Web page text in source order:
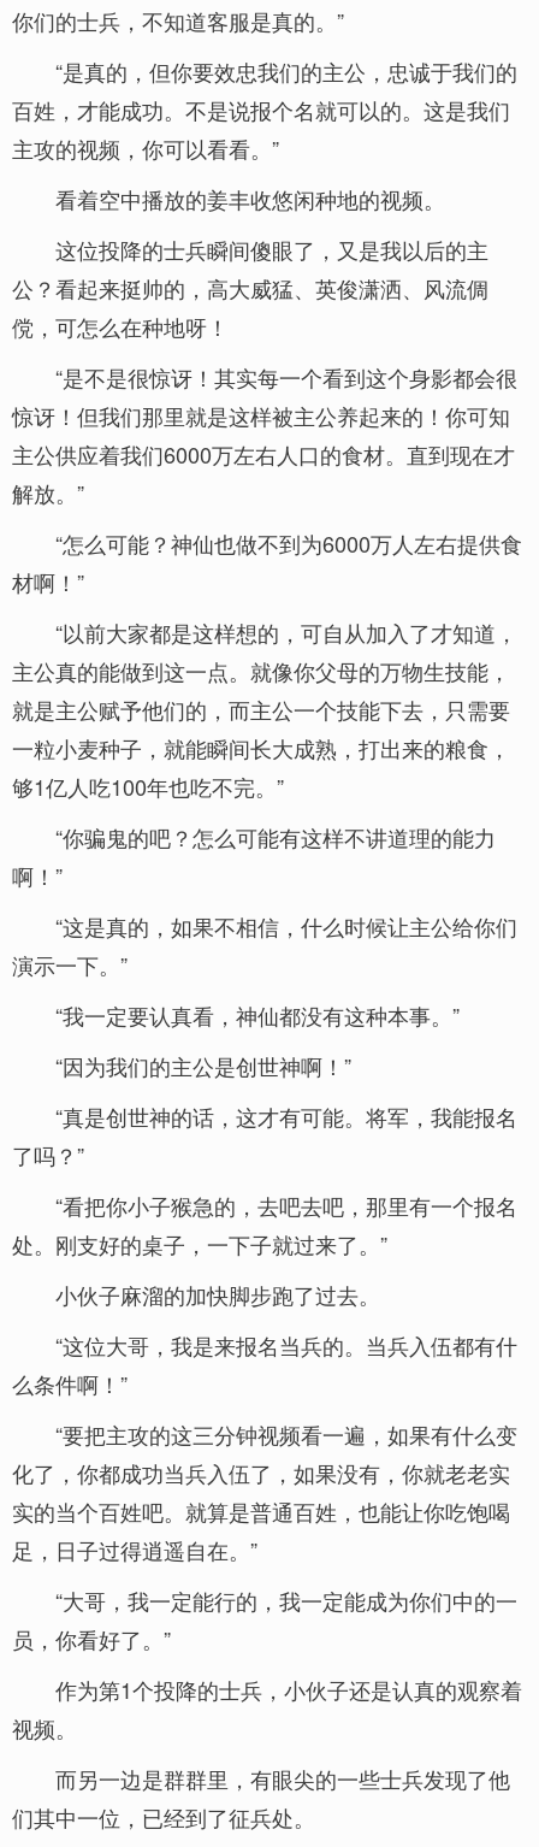
你们的士兵，不知道客服是真的。”
“是真的，但你要效忠我们的主公，忠诚于我们的
百姓，才能成功。不是说报个名就可以的。这是我们
主攻的视频，你可以看看。”
看着空中播放的姜丰收悠闲种地的视频。
这位投降的士兵瞬间傻眼了，又是我以后的主
公？看起来挺帅的，高大威猛、英俊潇洒、风流倜
傥，可怎么在种地呀！
“是不是很惊讶！其实每一个看到这个身影都会很
惊讶！但我们那里就是这样被主公养起来的！你可知
主公供应着我们6000万左右人口的食材。直到现在才
解放。”
“怎么可能？神仙也做不到为6000万人左右提供食
材啊！”
“以前大家都是这样想的，可自从加入了才知道，
主公真的能做到这一点。就像你父母的万物生技能，
就是主公赋予他们的，而主公一个技能下去，只需要
一粒小麦种子，就能瞬间长大成熟，打出来的粮食，
够1亿人吃100年也吃不完。”
“你骗鬼的吧？怎么可能有这样不讲道理的能力
啊！”
“这是真的，如果不相信，什么时候让主公给你们
演示一下。”
“我一定要认真看，神仙都没有这种本事。”
“因为我们的主公是创世神啊！”
“真是创世神的话，这才有可能。将军，我能报名
了吗？”
“看把你小子猴急的，去吧去吧，那里有一个报名
处。刚支好的桌子，一下子就过来了。”
小伙子麻溜的加快脚步跑了过去。
“这位大哥，我是来报名当兵的。当兵入伍都有什
么条件啊！”
“要把主攻的这三分钟视频看一遍，如果有什么变
化了，你都成功当兵入伍了，如果没有，你就老老实
实的当个百姓吧。就算是普通百姓，也能让你吃饱喝
足，日子过得逍遥自在。”
“大哥，我一定能行的，我一定能成为你们中的一
员，你看好了。”
作为第1个投降的士兵，小伙子还是认真的观察着
视频。
而另一边是群群里，有眼尖的一些士兵发现了他
们其中一位，已经到了征兵处。